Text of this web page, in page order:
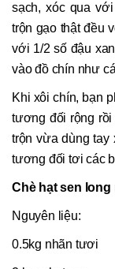
sạch, xóc qua
trộn gạo thật đều
với 1/2 số đậu
vào đồ chín như
Khi xôi chín, bạn
tương đối rộng rồi
trộn vừa dùng tay
tương đối tơi các
Chè hạt sen long
Nguyên liệu:
0.5kg nhãn tươi